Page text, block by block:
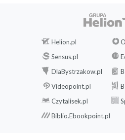
Helion.pl
Sensus.pl
DlaBystrzakow.pl
Videopoint.pl
Czytalisek.pl
Biblio.Ebookpoint.pl